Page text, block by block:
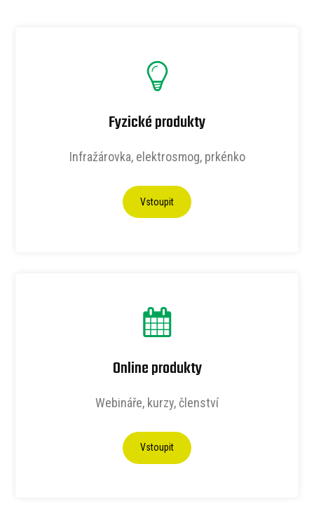
Fyzické produkty
Infražárovka, elektrosmog, prkénko
Vstoupit
Online produkty
Webináře, kurzy, členství
Vstoupit